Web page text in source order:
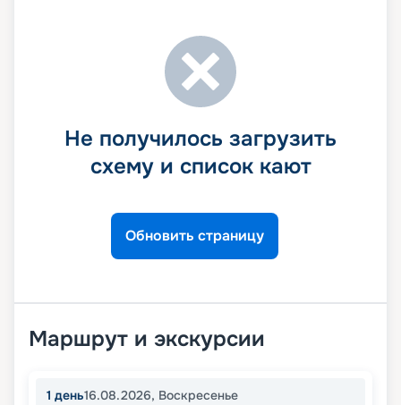
Не получилось загрузить
схему и список кают
Обновить страницу
Маршрут и экскурсии
1 день16.08.2026, Воскресенье